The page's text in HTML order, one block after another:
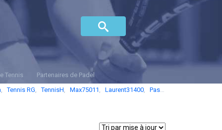
Tennis
Partenaires de Padel
,Tennis RG,TennisH, Max75011 , Laurent31400, Pascal-6269